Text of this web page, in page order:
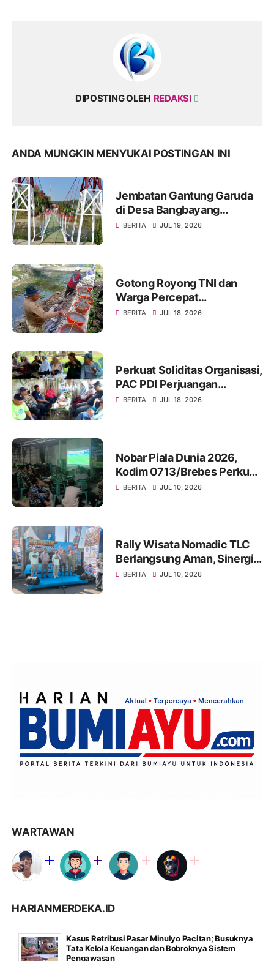
DIPOSTING OLEH REDAKSI
ANDA MUNGKIN MENYUKAI POSTINGAN INI
Jembatan Gantung Garuda
di Desa Bangbayang
Rampung Dibangun, Simbol
BERITA JUL 19, 2026
Gotong Royong TNI dan
Warga Percepat
Pembangunan Jembatan
BERITA JUL 18, 2026
Perkuat Soliditas Organisasi,
PAC PDI Perjuangan
Bumiayu Gelar Silaturahmi
BERITA JUL 18, 2026
Nobar Piala Dunia 2026,
Kodim 0713/Brebes Perkuat
Kemanunggalan TNI-Rakyat
BERITA JUL 10, 2026
Rally Wisata Nomadic TLC
Berlangsung Aman, Sinergi
Polres Brebes dan Instansi
BERITA JUL 10, 2026
WARTAWAN
HARIANMERDEKA.ID
Kasus Retribusi Pasar Minulyo Pacitan; Busuknya
Tata Kelola Keuangan dan Bobroknya Sistem
Pengawasan